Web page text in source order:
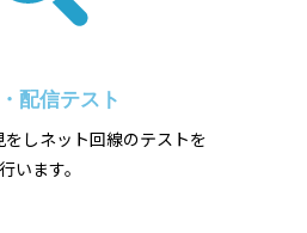
配信テスト
しネット回線のテストを
行います。